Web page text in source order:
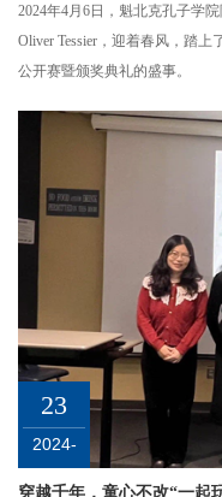
2024年4月6日，魁北克孔子学
Oliver Tessier，迎着春风，踏
公开赛暨颁奖典礼的盛事。
23
2024-
穿越千年，童心不改“一